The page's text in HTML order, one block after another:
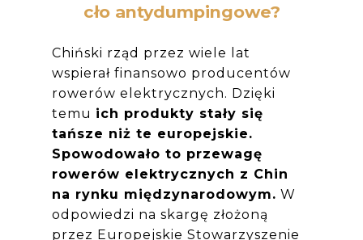
cło antydumpingowe?
Chiński rząd przez wiele lat
wspierał finansowo producentów
rowerów elektrycznych. Dzięki
temu ich produkty stały się
tańsze niż te europejskie.
Spowodowało to przewagę
rowerów elektrycznych z Chin
na rynku międzynarodowym. W
odpowiedzi na skargę złożoną
przez Europejskie Stowarzyszenie